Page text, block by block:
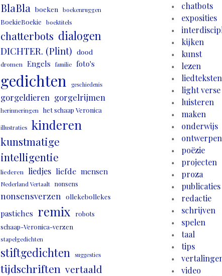
BlaBla boeken boekenruggen
BoekieBoekie boektitels
chatterbots dialogen
DICHTER. (Plint) dood
dromen Engels familie foto's
gedichten geschiedenis
gorgeldieren gorgelrijmen
herinneringen het schaap Veronica
illustraties kinderen
kunstmatige
intelligentie
liederen liedjes liefde mensen
Nederland Vertaalt nonsens
nonsensverzen ollekebollekes
pastiches remix
robots
schaap-Veronica-verzen
stapelgedichten
stiftgedichten suggesties
tijdschriften vertaald
chatbots
exposities
kijken
kunst
lezen
liedteksten
light verse
luisteren
maken
onderwijs
ontwerpen
poëzie
projecten
proza
publicaties
redactie
schrijven
spelen
taal
tips
video